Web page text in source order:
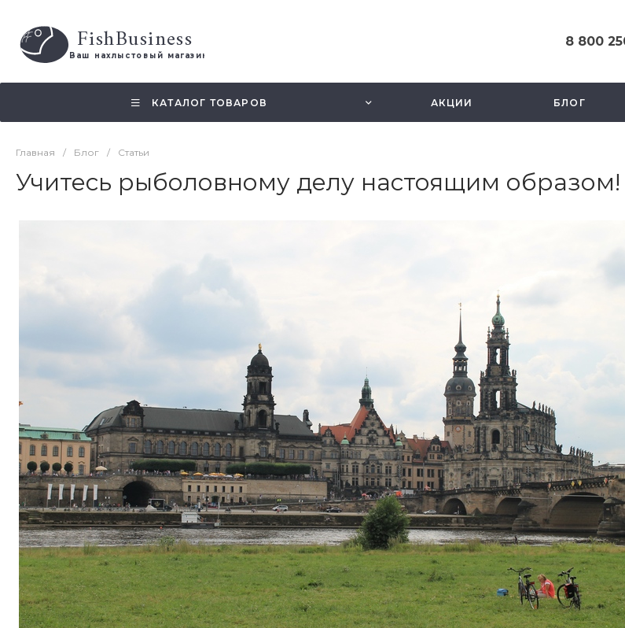
FishBusiness
Ваш нахлыстовый магазин
8 800
ул. Смольная
2.5
КАТАЛОГ ТОВАРОВ АКЦИИ БЛОГ
Главная / Блог / Статьи
Учитесь рыболовному делу настоящим образом!